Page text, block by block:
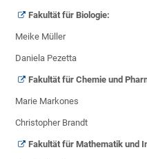
Fakultät für Biologie:
Meike Müller
Daniela Pezetta
Fakultät für Chemie und
Marie Markones
Christopher Brandt
Fakultät für Mathematik und